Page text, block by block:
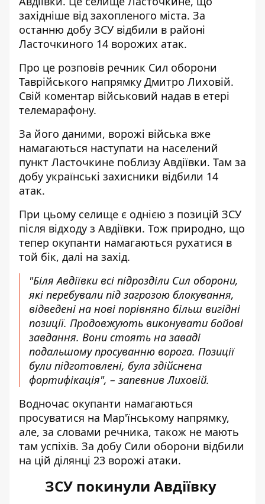
західніше від захопленого міста. За
останню добу ЗСУ відбили в районі
Ласточкиного 14 ворожих атак.
Про це розповів речник Сил оборони
Таврійського напрямку Дмитро Лиховій.
Свій коментар військовий надав в етері
телемарафону.
За його даними, ворожі війська вже
намагаються наступати на населений
пункт Ласточкине поблизу Авдіївки. Там за
добу українські захисники відбили 14
атак.
При цьому селище є однією з позицій ЗСУ
після відходу з Авдіївки. Тож природно, що
тепер окупанти намагаються рухатися в
той бік, далі на захід.
"Біля Авдіївки всі підрозділи Сил оборони,
які перебували під загрозою блокування,
відведені на нові порівняно більш вигідні
позиції. Продовжують виконувати бойові
завдання. Вони стоять на заваді
подальшому просуванню ворога. Позиції
були підготовлені, була здійснена
фортифікація", – запевнив Лиховій.
Водночас окупанти намагаються
просуватися на Мар'їнському напрямку,
але, за словами речника, також не мають
там успіхів. За добу Сили оборони відбили
на цій ділянці 23 ворожі атаки.
ЗСУ покинули Авдіївку